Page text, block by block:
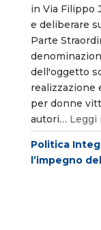
in Via Filippo
e deliberare
Parte
dell'oggetto
realizzazione
per donne
autori… Leggi
Politica
l’impegno